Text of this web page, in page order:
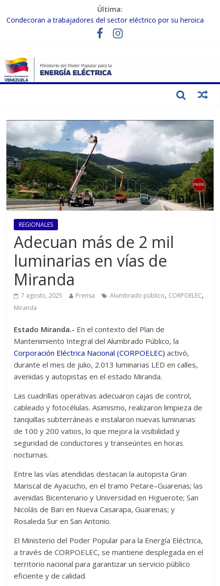
Última:
Condecoran a trabajadores del sector eléctrico por su heroica
labor tras el doble sismo del 24-J
Gobierno Nacional coordina acciones con el sector privado para
Inspeccionan trabajos de rehabilitación en instalaciones del SEN
en Carabobo
Gobierno Nacional activa plan preventivo para fortalecer el SEN
REGIONALES
Adecuan más de 2 mil
luminarias en vías de
Miranda
7 agosto, 2025 Prensa Alumbrado público, CORPOELEC,
Miranda
Estado Miranda.- En el contexto del Plan de
Mantenimiento Integral del Alumbrado Público, la
Corporación Eléctrica Nacional (CORPOELEC)activó,
durante el mes de julio, 2.013 luminarias LED en calles,
avenidas y autopistas en el estado Miranda.
Las cuadrillas operativas adecuaron cajas de control,
cableado y fotocélulas. Asimismo, realizaron limpieza de
tanquillas subterráneas e instalaron nuevas luminarias
de 100 y 200 vatios, lo que mejora la visibilidad y
seguridad de conductores y transeúntes en horas
nocturnas.
Entre las vías atendidas destacan la autopista Gran
Mariscal de Ayacucho, en el tramo Petare–Guarenas; las
avenidas Bicentenario y Universidad en Higuerote; San
Nicolás de Bari en Nueva Casarapa, Guarenas; y
Rosaleda Sur en San Antonio.
El Ministerio del Poder Popular para la Energía Eléctrica,
a través de CORPOELEC, se mantiene desplegada en el
territorio nacional para garantizar un servicio público
eficiente y de calidad.